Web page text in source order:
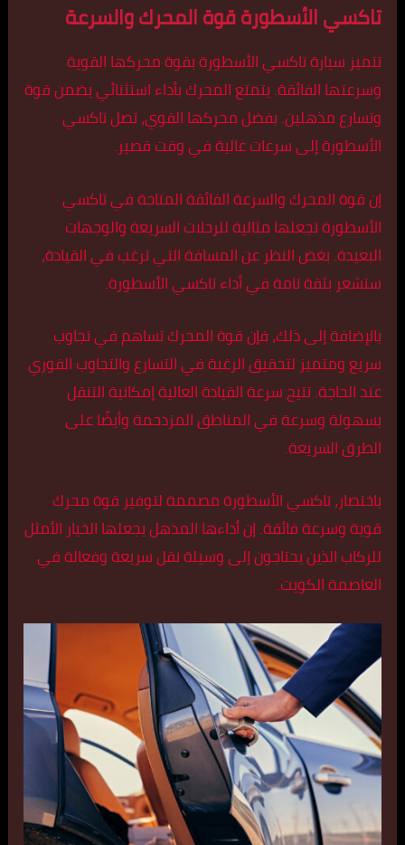
تاكسي الأسطورة قوة المحرك والسرعة
تتميز سيارة تاكسي الأسطورة بقوة محركها القوية
وسرعتها الفائقة. يتمتع المحرك بأداء استثنائي يضمن قوة
وتسارع مذهلين. بفضل محركها القوي، تصل تاكسي
الأسطورة إلى سرعات عالية في وقت قصير.
إن قوة المحرك والسرعة الفائقة المتاحة في تاكسي
الأسطورة تجعلها مثالية للرحلات السريعة والوجهات
البعيدة. بغض النظر عن المسافة التي ترغب في القيادة،
ستشعر بثقة تامة في أداء تاكسي الأسطورة.
بالإضافة إلى ذلك، فإن قوة المحرك تساهم في تجاوب
سريع ومتميز لتحقيق الرغبة في التسارع والتجاوب الفوري
عند الحاجة. تتيح سرعة القيادة العالية إمكانية التنقل
بسهولة وسرعة في المناطق المزدحمة وأيضًا على
الطرق السريعة.
باختصار، تاكسي الأسطورة مصممة لتوفير قوة محرك
قوية وسرعة فائقة. إن أداءها المذهل يجعلها الخيار الأمثل
للركاب الذين يحتاجون إلى وسيلة نقل سريعة وفعالة في
العاصمة الكويت.